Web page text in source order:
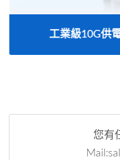
工業級10G供
您有